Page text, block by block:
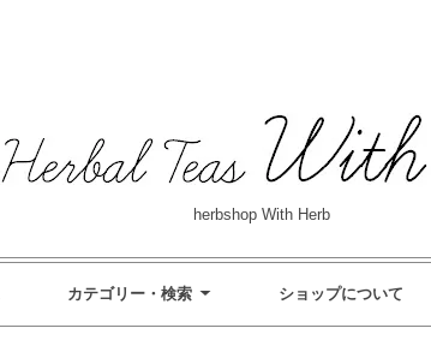
herbshop With Herb
カテゴリー・検索 ショップについて